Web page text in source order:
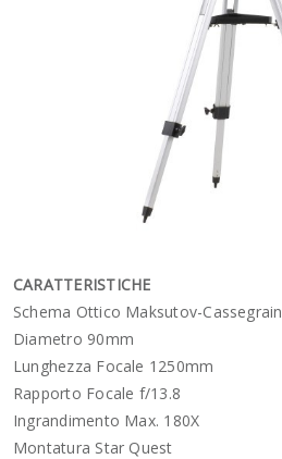
CARATTERISTICHE
Schema Ottico Maksutov-Cassegrain
Diametro 90mm
Lunghezza Focale 1250mm
Rapporto Focale f/13.8
Ingrandimento Max. 180X
Montatura Star Quest